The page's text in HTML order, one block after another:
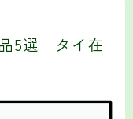
5選｜タイ在